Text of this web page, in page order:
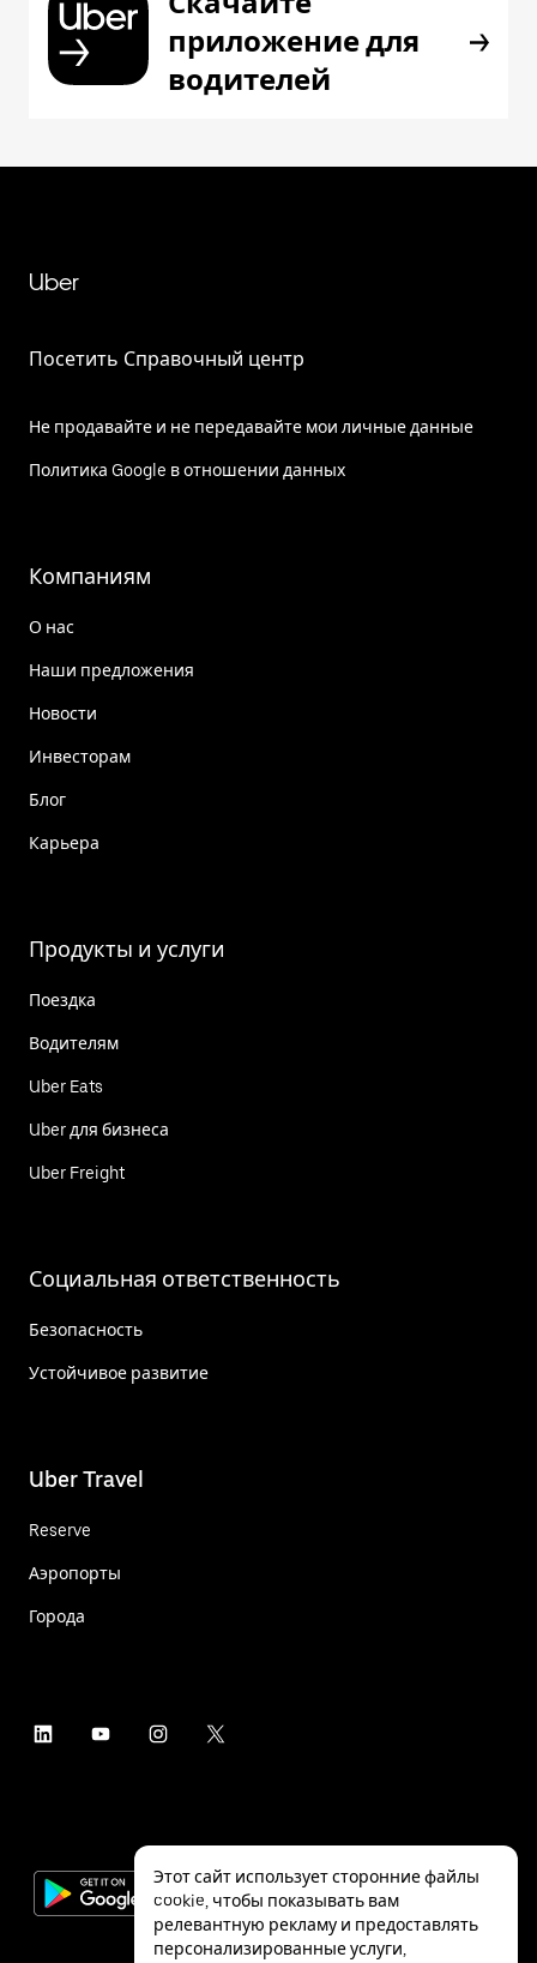
приложение для
водителей
Uber
Посетить Справочный центр
Не продавайте и не передавайте мои личные данные
Политика Google в отношении данных
Компаниям
О нас
Наши предложения
Новости
Инвесторам
Блог
Карьера
Продукты и услуги
Поездка
Водителям
Uber Eats
Uber для бизнеса
Uber Freight
Социальная ответственность
Безопасность
Устойчивое развитие
Uber Travel
Reserve
Аэропорты
Города
Этот сайт использует сторонние файлы
cookie, чтобы показывать вам
релевантную рекламу и предоставлять
персонализированные услуги,